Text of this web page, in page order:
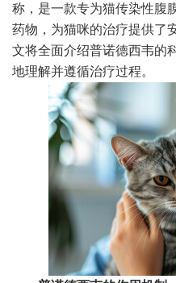
称，是一款专为猫传染性腹
药物，为猫咪的治疗提供了
文将全面介绍普诺德西韦的
地理解并遵循治疗过程。